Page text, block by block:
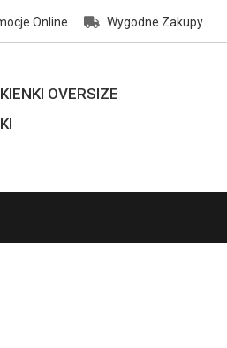
Online Wygodne Zakupy
OVERSIZE